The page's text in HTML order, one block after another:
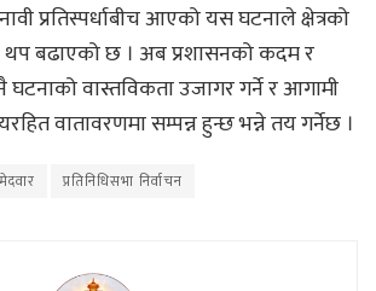
प्रतिस्पर्धाबीच आएको यस घटनाले क्षेत्रको
थप बढाएको छ । अब प्रशासनको कदम र
घटनाको वास्तविकता उजागर गर्ने र आगामी
वातावरणमा सम्पन्न हुन्छ भन्ने तय गर्नेछ ।
प्रतिनिधिसभा निर्वाचन